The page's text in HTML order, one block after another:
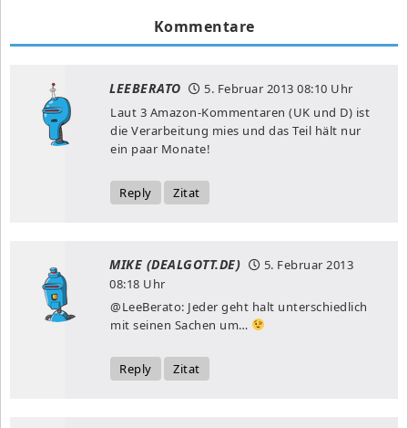
Kommentare
LEEBERATO 5. Februar 2013 08:10 Uhr
Laut 3 Amazon-Kommentaren (UK und D) ist
die Verarbeitung mies und das Teil hält nur
ein paar Monate!
Reply Zitat
MIKE (DEALGOTT.DE)
5. Februar 2013
08:18 Uhr
@LeeBerato: Jeder geht halt unterschiedlich
mit seinen Sachen um…
Reply Zitat